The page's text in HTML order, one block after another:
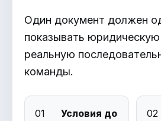
Один документ должен
показывать юридическую
реальную
команды.
01
Условия до
02